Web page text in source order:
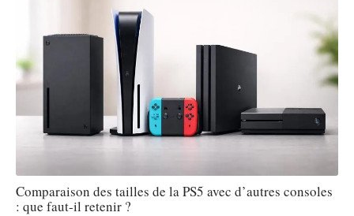
Comparaison des tailles de la PS5 avec d’autres consoles
: que faut-il retenir ?